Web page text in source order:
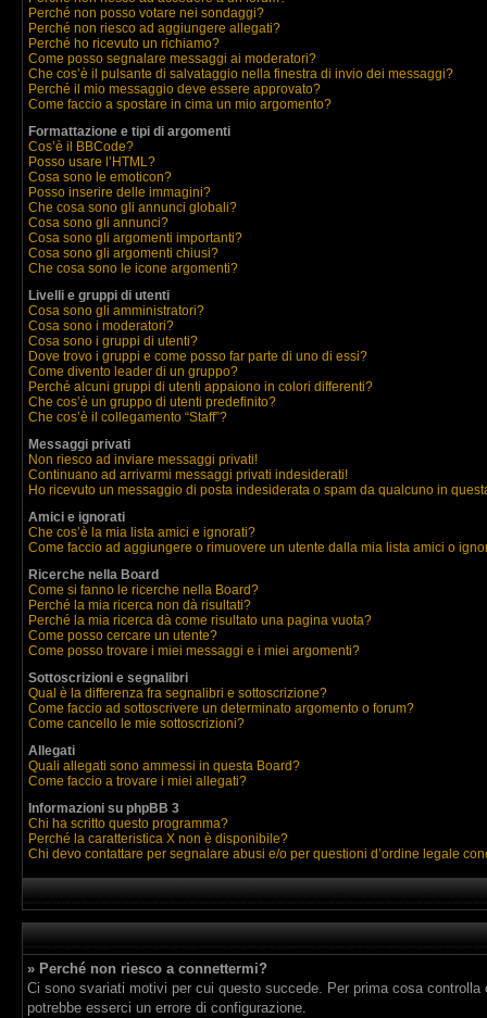
Perché non posso votare nei sondaggi?
Perché non riesco ad aggiungere allegati?
Perché ho ricevuto un richiamo?
Come posso segnalare messaggi ai moderatori?
Che cos’è il pulsante di salvataggio nella finestra di invio dei messaggi?
Perché il mio messaggio deve essere approvato?
Come faccio a spostare in cima un mio argomento?
Formattazione e tipi di argomenti
Cos’è il BBCode?
Posso usare l’HTML?
Cosa sono le emoticon?
Posso inserire delle immagini?
Che cosa sono gli annunci globali?
Cosa sono gli annunci?
Cosa sono gli argomenti importanti?
Cosa sono gli argomenti chiusi?
Che cosa sono le icone argomenti?
Livelli e gruppi di utenti
Cosa sono gli amministratori?
Cosa sono i moderatori?
Cosa sono i gruppi di utenti?
Dove trovo i gruppi e come posso far parte di uno di essi?
Come divento leader di un gruppo?
Perché alcuni gruppi di utenti appaiono in colori differenti?
Che cos’è un gruppo di utenti predefinito?
Che cos’è il collegamento “Staff”?
Messaggi privati
Non riesco ad inviare messaggi privati!
Continuano ad arrivarmi messaggi privati indesiderati!
Ho ricevuto un messaggio di posta indesiderata o spam da qualcuno in
Amici e ignorati
Che cos’è la mia lista amici e ignorati?
Come faccio ad aggiungere o rimuovere un utente dalla mia lista amici o
Ricerche nella Board
Come si fanno le ricerche nella Board?
Perché la mia ricerca non dà risultati?
Perché la mia ricerca dà come risultato una pagina vuota?
Come posso cercare un utente?
Come posso trovare i miei messaggi e i miei argomenti?
Sottoscrizioni e segnalibri
Qual è la differenza fra segnalibri e sottoscrizione?
Come faccio ad sottoscrivere un determinato argomento o forum?
Come cancello le mie sottoscrizioni?
Allegati
Quali allegati sono ammessi in questa Board?
Come faccio a trovare i miei allegati?
Informazioni su phpBB 3
Chi ha scritto questo programma?
Perché la caratteristica X non è disponibile?
Chi devo contattare per segnalare abusi e/o per questioni d’ordine legale
» Perché non riesco a connettermi?
Ci sono svariati motivi per cui questo succede. Per prima cosa
potrebbe esserci un errore di configurazione.